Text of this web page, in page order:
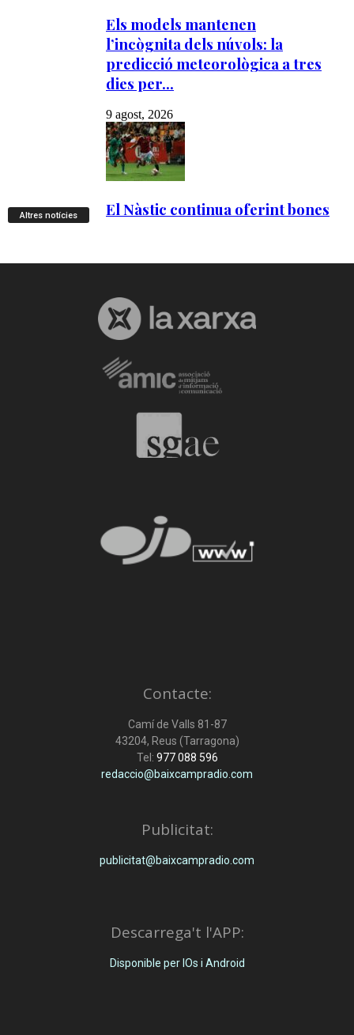
Altres notícies
Contacte:
Camí de Valls 81-87
43204, Reus (Tarragona)
Tel: 977 088 596
redaccio@baixcampradio.com
Publicitat:
publicitat@baixcampradio.com
Descarrega't l'APP:
Disponible per IOs i Android